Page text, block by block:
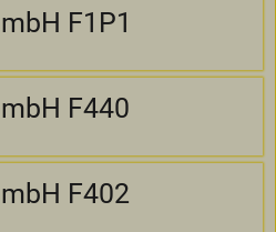
F1P1
F440
F402